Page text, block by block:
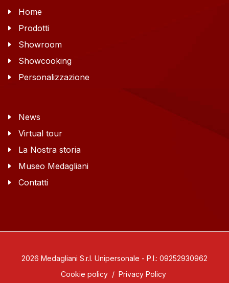
Home
Prodotti
Showroom
Showcooking
Personalizzazione
News
Virtual tour
La Nostra storia
Museo Medagliani
Contatti
2026 Medagliani S.r.l. Unipersonale - P.I.: 09252930962
Cookie policy / Privacy Policy